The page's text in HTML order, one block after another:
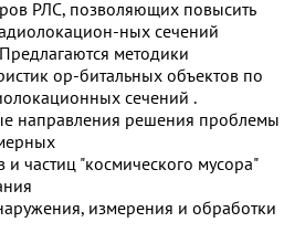
РЛС, позволяющих повысить
ных сечений
методики
ор-битальных объектов по
сечений .
направления решения проблемы
частиц "космического мусора"
измерения и обработки